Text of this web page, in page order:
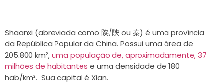
Shaanxi (abreviada como 陕/陝 ou 秦) é uma província
da República Popular da China. Possui uma área de
205.800 km²,uma população de, aproximadamente, 37
milhões de habitantes e uma densidade de 180
hab/km². Sua capital é Xian.